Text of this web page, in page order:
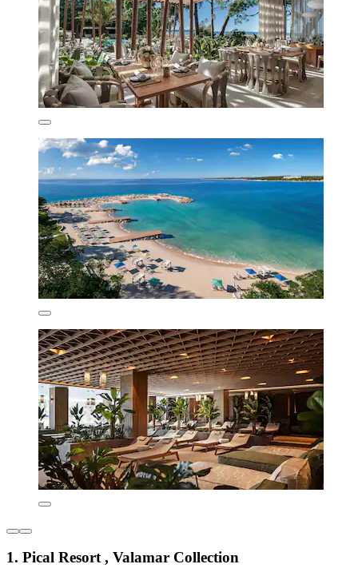
1. Pical Resort , Valamar Collection